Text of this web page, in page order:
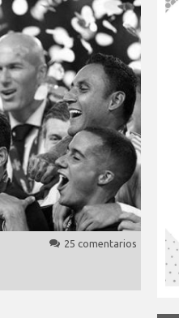
25 comentarios